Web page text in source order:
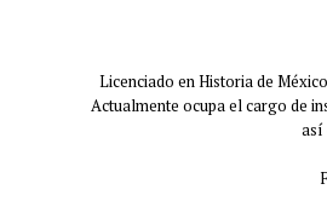
Licenciado en Historia de
Actualmente ocupa el cargo de
así